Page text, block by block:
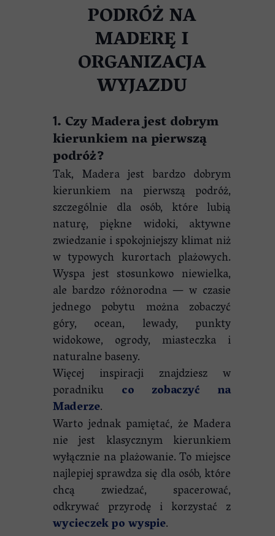
PODRÓŻ NA
MADERĘ I
ORGANIZACJA
WYJAZDU
1. Czy Madera jest dobrym
kierunkiem na pierwszą
podróż?
Tak, Madera jest bardzo dobrym
kierunkiem na pierwszą podróż,
szczególnie dla osób, które lubią
naturę, piękne widoki, aktywne
zwiedzanie i spokojniejszy klimat niż
w typowych kurortach plażowych.
Wyspa jest stosunkowo niewielka,
ale bardzo różnorodna — w czasie
jednego pobytu można zobaczyć
góry, ocean, lewady, punkty
widokowe, ogrody, miasteczka i
naturalne baseny.
Więcej inspiracji znajdziesz w
poradniku co zobaczyć na
Maderze.
Warto jednak pamiętać, że Madera
nie jest klasycznym kierunkiem
wyłącznie na plażowanie. To miejsce
najlepiej sprawdza się dla osób, które
chcą zwiedzać, spacerować,
odkrywać przyrodę i korzystać z
wycieczek po wyspie.